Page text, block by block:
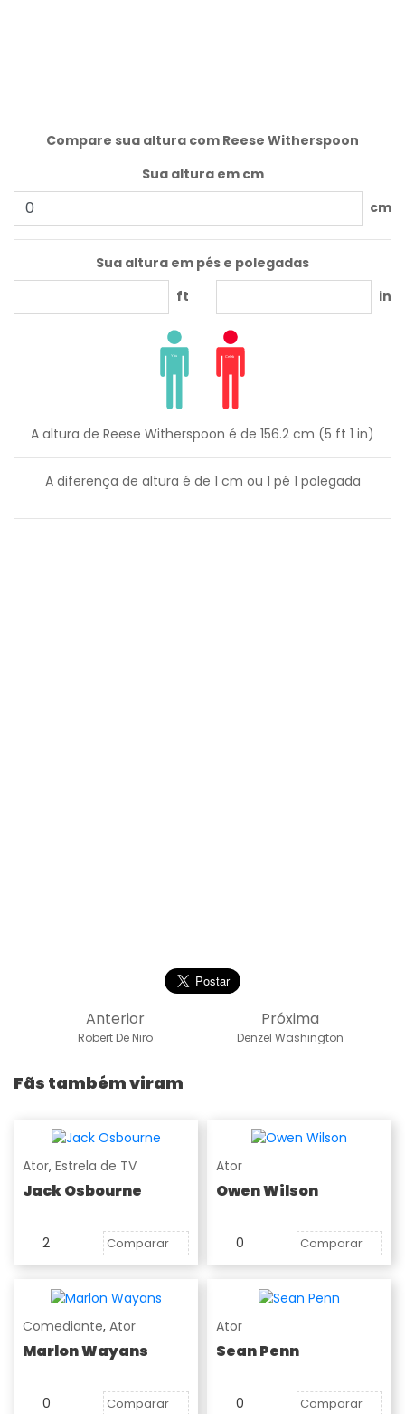
Compare sua altura com Reese Witherspoon
Sua altura em cm
cm
Sua altura em pés e polegadas
ft
in
A altura de Reese Witherspoon é de 156.2 cm (5 ft 1 in)
A diferença de altura é de 1 cm ou 1 pé 1 polegada
Próxima
Denzel Washington
Anterior
Robert De Niro
Fãs também viram
Ator, Estrela de TV
Jack Osbourne
2 Comparar
Ator
Owen Wilson
0 Comparar
Comediante, Ator
Marlon Wayans
0 Comparar
Ator
Sean Penn
0 Comparar